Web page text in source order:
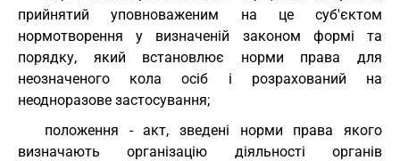
прийнятий уповноваженим на це суб'єктом
нормотворення у визначеній законом формі та
порядку, який встановлює норми права для
неозначеного кола осіб і розрахований на
неодноразове застосування;
положення - акт, зведені норми права якого
визначають організацію діяльності органів